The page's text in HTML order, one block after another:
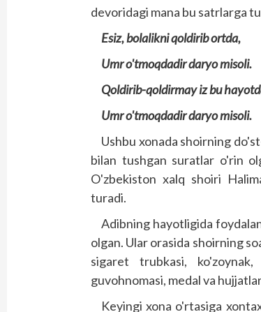
devoridagi mana bu satrlarga
Esiz, bolalikni qoldirib ortda,
Umr o'tmoqdadir daryo misoli.
Qoldirib-qoldirmay iz bu
Umr o'tmoqdadir daryo misoli.
Ushbu xonada shoirning
bilan tushgan suratlar o'rin
O'zbekiston xalq shoiri
turadi.
Adibning hayotligida
olgan. Ular orasida shoirning
sigaret trubkasi,
guvohnomasi, medal va
Keyingi xona o'rtasiga